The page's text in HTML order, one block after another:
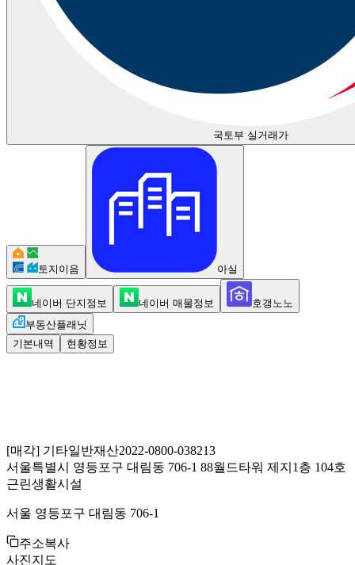
국토부 실거래가
토지이음 아실
네이버 단지정보 네이버 매물정보
호갱노노
부동산플래닛
기본내역
현황정보
[매각] 기타일반재산2022-0800-038213
서울특별시 영등포구 대림동 706-1 88월드타워 제지1층 104호
근린생활시설
서울 영등포구 대림동 706-1
주소복사
사진지도